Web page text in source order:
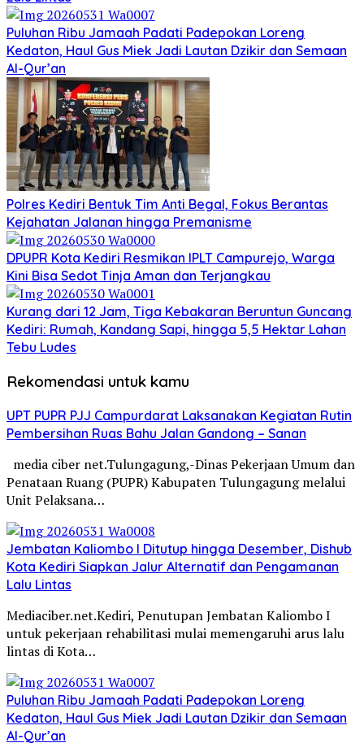
Puluhan Ribu Jamaah Padati Padepokan Loreng
Kedaton, Haul Gus Miek Jadi Lautan Dzikir dan Semaan
Al-Qur’an
Polres Kediri Bentuk Tim Anti Begal, Fokus Berantas
Kejahatan Jalanan hingga Premanisme
DPUPR Kota Kediri Resmikan IPLT Campurejo, Warga
Kini Bisa Sedot Tinja Aman dan Terjangkau
Kurang dari 12 Jam, Tiga Kebakaran Beruntun Guncang
Kediri: Rumah, Kandang Sapi, hingga 5,5 Hektar Lahan
Tebu Ludes
Rekomendasi untuk kamu
UPT PUPR PJJ Campurdarat Laksanakan Kegiatan Rutin
Pembersihan Ruas Bahu Jalan Gandong – Sanan
media ciber net.Tulungagung,-Dinas Pekerjaan Umum dan
Penataan Ruang (PUPR) Kabupaten Tulungagung melalui
Unit Pelaksana…
Jembatan Kaliombo I Ditutup hingga Desember, Dishub
Kota Kediri Siapkan Jalur Alternatif dan Pengamanan
Lalu Lintas
Mediaciber.net.Kediri, Penutupan Jembatan Kaliombo I
untuk pekerjaan rehabilitasi mulai memengaruhi arus lalu
lintas di Kota…
Puluhan Ribu Jamaah Padati Padepokan Loreng
Kedaton, Haul Gus Miek Jadi Lautan Dzikir dan Semaan
Al-Qur’an